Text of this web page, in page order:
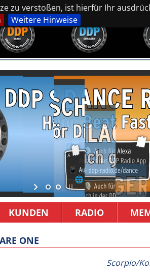
zu verstoßen, ist hierfür Ihr
Weitere Hinweise
KUNDEN RADIO
ONE
Scorpio/